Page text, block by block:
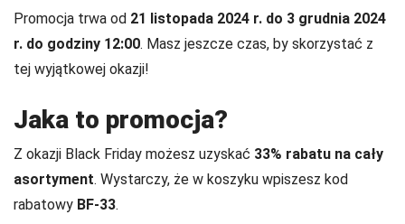
Promocja trwa od 21 listopada 2024 r. do 3 grudnia 2024
r. do godziny 12:00. Masz jeszcze czas, by skorzystać z
tej wyjątkowej okazji!
Jaka to promocja?
Z okazji Black Friday możesz uzyskać 33% rabatu na cały
asortyment. Wystarczy, że w koszyku wpiszesz kod
rabatowy BF-33.